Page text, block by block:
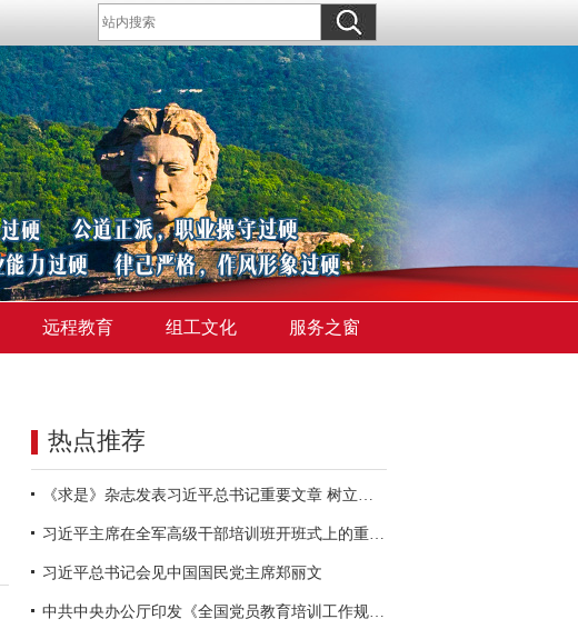
远程教育 组工文化 服务之窗
热点推荐
《求是》杂志发表习近平总书记重要文章 树立和践行正确政绩观
习近平主席在全军高级干部培训班开班式上的重要讲话引领全军开展思想整风、深化政治整训
习近平总书记会见中国国民党主席郑丽文
中共中央办公厅印发《全国党员教育培训工作规划（2024－2028年）》